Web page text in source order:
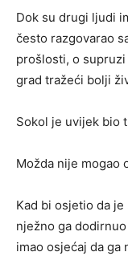
Dok su drugi ljudi
često razgovarao
prošlosti, o
grad tražeći bolji
Sokol je uvijek bio
Možda nije mogao
Kad bi osjetio da
nježno ga
imao osjećaj da